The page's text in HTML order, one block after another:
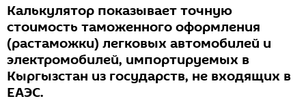
Калькулятор показывает точную
стоимость таможенного оформления
(растаможки) легковых автомобилей и
электромобилей, импортируемых в
Кыргызстан из государств, не входящих в
ЕАЭС.